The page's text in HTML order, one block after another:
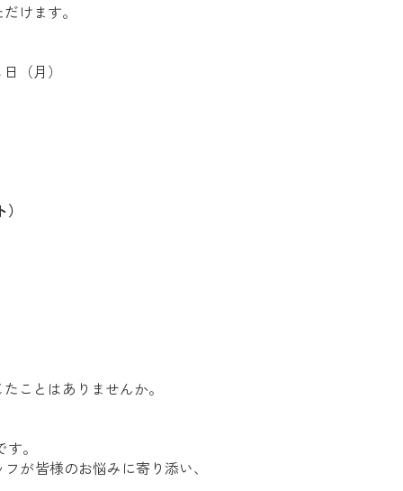
けます。
（月）
ことはありませんか。
。
が皆様のお悩みに寄り添い、